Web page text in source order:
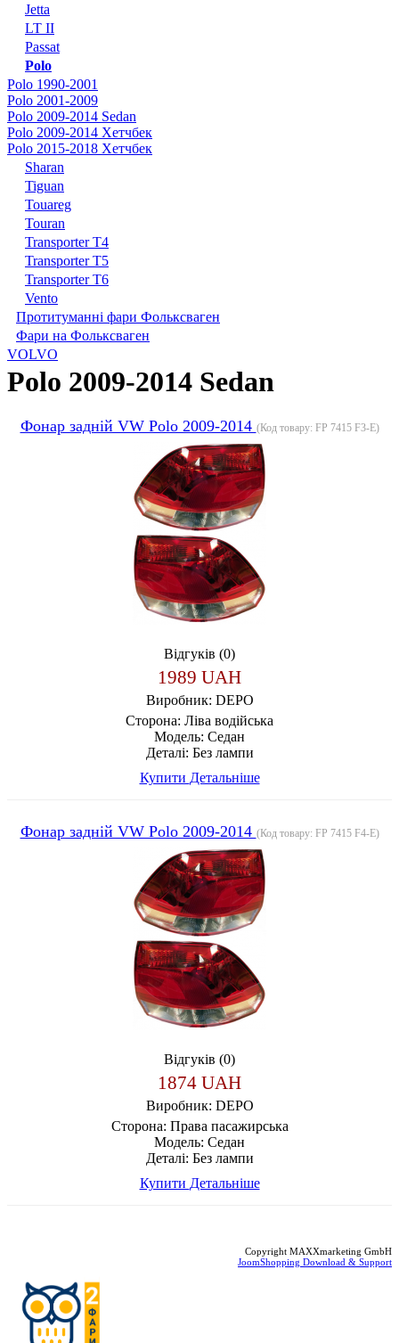
Jetta
LT II
Passat
Polo
Polo 1990-2001
Polo 2001-2009
Polo 2009-2014 Sedan
Polo 2009-2014 Хетчбек
Polo 2015-2018 Хетчбек
Sharan
Tiguan
Touareg
Touran
Transporter T4
Transporter T5
Transporter T6
Vento
Протитуманні фари Фольксваген
Фари на Фольксваген
VOLVO
Polo 2009-2014 Sedan
Фонар задній VW Polo 2009-2014 (Код товару: FP 7415 F3-E)
Відгуків (0)
1989 UAH
Виробник: DEPO
Сторона: Ліва водійська
Модель: Седан
Деталі: Без лампи
Купити Детальніше
Фонар задній VW Polo 2009-2014 (Код товару: FP 7415 F4-E)
Відгуків (0)
1874 UAH
Виробник: DEPO
Сторона: Права пасажирська
Модель: Седан
Деталі: Без лампи
Купити Детальніше
Copyright MAXXmarketing GmbH
JoomShopping Download & Support